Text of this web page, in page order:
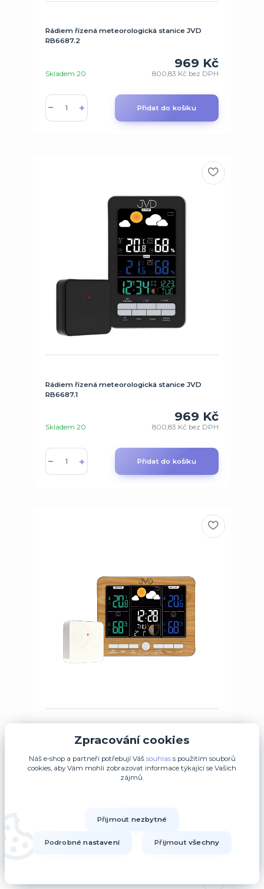
Rádiem řízená meteorologická stanice JVD
RB6687.2
969 Kč
800,83 Kč bez DPH
Skladem 20
Přidat do košíku
Rádiem řízená meteorologická stanice JVD
RB6687.1
969 Kč
800,83 Kč bez DPH
Skladem 20
Přidat do košíku
Rádiem řízená meteorologická stanice JVD
969 Kč
Zpracování cookies
Náš e-shop a partneři potřebují Váš souhlass použitím souborů
cookies, aby Vám mohli zobrazovat informace týkající se Vašich
zájmů.
Přijmout nezbytné
Podrobné nastavení Přijmout všechny